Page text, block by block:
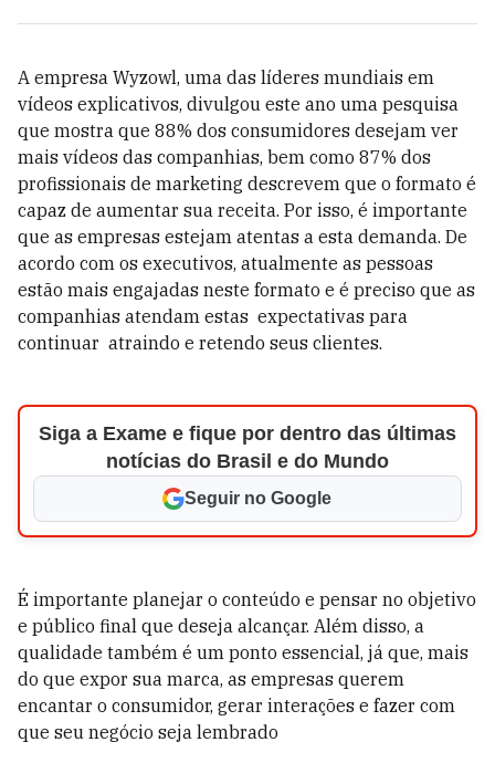
A empresa Wyzowl, uma das líderes mundiais em
vídeos explicativos, divulgou este ano uma pesquisa
que mostra que 88% dos consumidores desejam ver
mais vídeos das companhias, bem como 87% dos
profissionais de marketing descrevem que o formato é
capaz de aumentar sua receita. Por isso, é importante
que as empresas estejam atentas a esta demanda. De
acordo com os executivos, atualmente as pessoas
estão mais engajadas neste formato e é preciso que as
companhias atendam estas expectativas para
continuar atraindo e retendo seus clientes.
Siga a Exame e fique por dentro das últimas
notícias do Brasil e do Mundo
Seguir no Google
É importante planejar o conteúdo e pensar no objetivo
e público final que deseja alcançar. Além disso, a
qualidade também é um ponto essencial, já que, mais
do que expor sua marca, as empresas querem
encantar o consumidor, gerar interações e fazer com
que seu negócio seja lembrado